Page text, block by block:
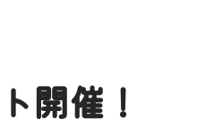
開催！